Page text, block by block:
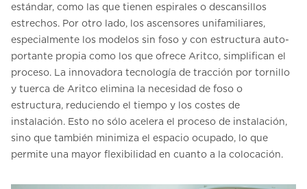
estándar, como las que tienen espirales o descansillos
estrechos. Por otro lado, los ascensores unifamiliares,
especialmente los modelos sin foso y con estructura auto-
portante propia como los que ofrece Aritco, simplifican el
proceso. La innovadora tecnología de tracción por tornillo
y tuerca de Aritco elimina la necesidad de foso o
estructura, reduciendo el tiempo y los costes de
instalación. Esto no sólo acelera el proceso de instalación,
sino que también minimiza el espacio ocupado, lo que
permite una mayor flexibilidad en cuanto a la colocación.